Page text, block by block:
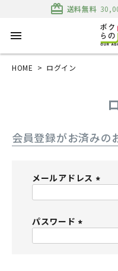
card_giftcard 送料無料
menu
HOME ログイン
会員登録がお済みの
メールアドレス
パスワード